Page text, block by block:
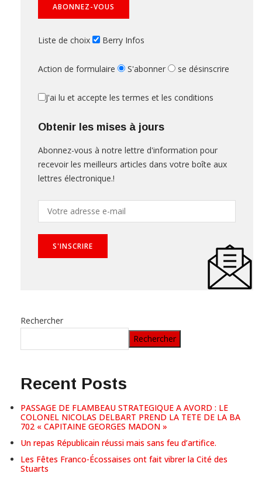
Liste de choix Berry Infos
Action de formulaire S'abonner se désinscrire
J'ai lu et accepte les termes et les conditions
Obtenir les mises à jours
Abonnez-vous à notre lettre d'information pour
recevoir les meilleurs articles dans votre boîte aux
lettres électronique.!
Rechercher
Rechercher
Recent Posts
PASSAGE DE FLAMBEAU STRATEGIQUE A AVORD : LE
COLONEL NICOLAS DELBART PREND LA TETE DE LA BA
702 « CAPITAINE GEORGES MADON »
Un repas Républicain réussi mais sans feu d’artifice.
Les Fêtes Franco-Écossaises ont fait vibrer la Cité des
Stuarts